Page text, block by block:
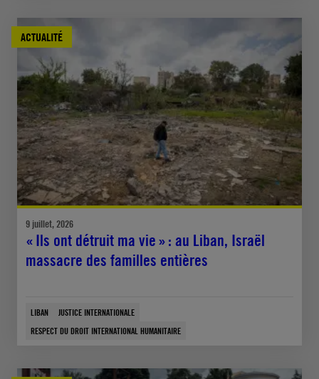
ACTUALITÉ
9 juillet, 2026
« Ils ont détruit ma vie » : au Liban, Israël
massacre des familles entières
LIBAN
JUSTICE INTERNATIONALE
RESPECT DU DROIT INTERNATIONAL HUMANITAIRE